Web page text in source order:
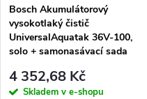
Bosch Akumulátorový
vysokotlaký čistič
UniversalAquatak 36V-100,
solo + samonasávací sada
4 352,68 Kč
Skladem v e-shopu